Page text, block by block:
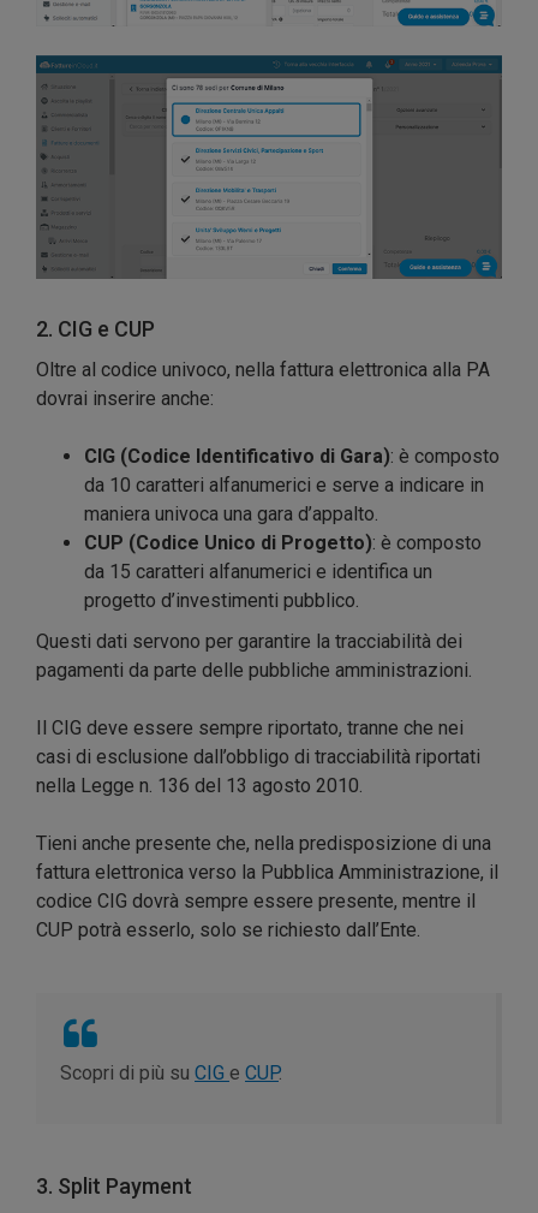
2. CIG e CUP
Oltre al codice univoco, nella fattura elettronica alla PA
dovrai inserire anche:
CIG (Codice Identificativo di Gara): è composto
da 10 caratteri alfanumerici e serve a indicare in
maniera univoca una gara d’appalto.
CUP (Codice Unico di Progetto): è composto
da 15 caratteri alfanumerici e identifica un
progetto d’investimenti pubblico.
Questi dati servono per garantire la tracciabilità dei
pagamenti da parte delle pubbliche amministrazioni.
Il CIG deve essere sempre riportato, tranne che nei
casi di esclusione dall’obbligo di tracciabilità riportati
nella Legge n. 136 del 13 agosto 2010.
Tieni anche presente che, nella predisposizione di una
fattura elettronica verso la Pubblica Amministrazione, il
codice CIG dovrà sempre essere presente, mentre il
CUP potrà esserlo, solo se richiesto dall’Ente.
Scopri di più su CIG e CUP.
3. Split Payment